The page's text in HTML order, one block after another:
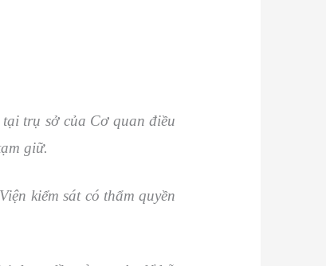
trụ sở của Cơ quan điều
giữ.
kiểm sát có thẩm quyền